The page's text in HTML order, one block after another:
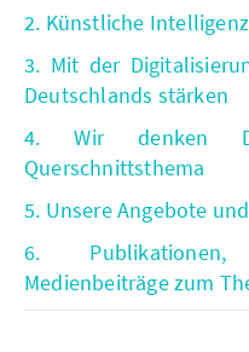
2. Künstliche
3. Mit der
Deutschlands stärken
4. Wir denken
Querschnittsthema
5. Unsere Angebote
6.
Medienbeiträge zum